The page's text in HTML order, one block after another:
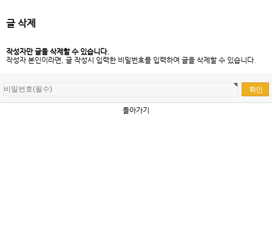
글 삭제
작성자만 글을 삭제할 수 있습니다.
작성자 본인이라면, 글 작성시 입력한 비밀번호를 입력하여 글을 삭제할 수 있습니다.
돌아가기